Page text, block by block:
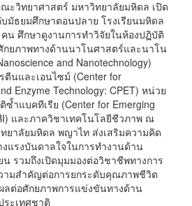
ะวิทยาศาสตร์ มหาวิทยาลัยมหิดล เปิด
มัธยมศึกษาตอนปลาย โรงเรียนมหิดล
น ศึกษาดูงานการทำวิจัยในห้องปฏิบัติ
กยภาพทางด้านนาโนศาสตร์และนาโน
and Nanotechnology)
ตีนและเอนไซม์ (Center for
Enzyme Technology: CPET) หน่วย
ำแบคทีเรีย (Center for Emerging
และภาควิชาเทคโนโลยีชีวภาพ ณ
ยาลัยมหิดล พญาไท ส่งเสริมความคิด
แรงบันดาลใจในการทำงานด้าน
รวมถึงเปิดมุมมองต่อวิชาชีพทางการ
ามสำคัญต่อการยกระดับคุณภาพชีวิต
ลต่อศักยภาพการแข่งขันทางด้าน
ระเทศชาติ